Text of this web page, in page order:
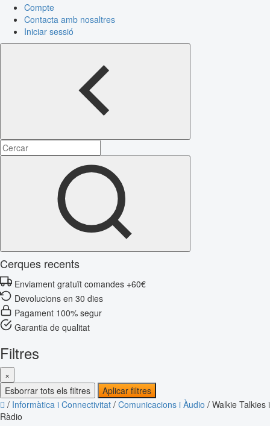
Compte
Contacta amb nosaltres
Iniciar sessió
Cerques recents
Enviament gratuït comandes +60€
Devolucions en 30 dies
Pagament 100% segur
Garantia de qualitat
Filtres
×
Esborrar tots els filtres
Aplicar filtres
/ Informàtica i Connectivitat / Comunicacions i Àudio / Walkie Talkies i
Ràdio